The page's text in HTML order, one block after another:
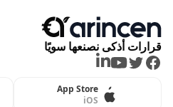
قرارات أذكى نصنعها سويًا
Facebook
Twitter
Youtube
LinkedIn
App Store
iOS